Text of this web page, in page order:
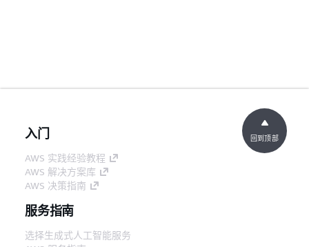
入门
AWS 实践经验教程
AWS 解决方案库
AWS 决策指南
服务指南
选择生成式人工智能服务
回到顶部